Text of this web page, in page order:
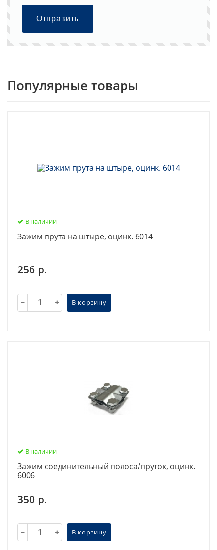
Отправить
Популярные товары
В наличии
Зажим прута на штыре, оцинк. 6014
256 р.
В корзину
В наличии
Зажим соединительный полоса/пруток, оцинк.
6006
350 р.
В корзину